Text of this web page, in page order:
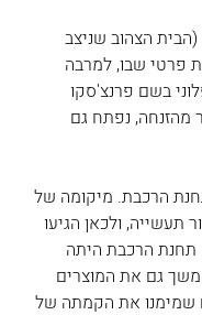
הצהוב שניצב
פרטי שבו, למרבה
בשם פרנצ'סקו
מהזנחה, נפתח גם
הרכבת. מיקומה של
תעשייה, ולכאן הגיעו
תחנת הרכבת היתה
גם את המוצרים
שמימנו את הקמתה של